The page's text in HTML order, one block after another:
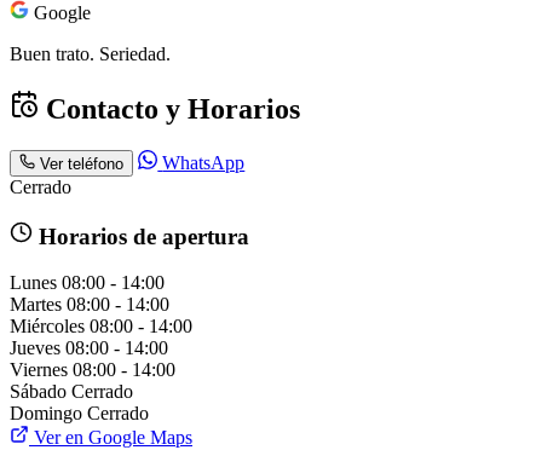
Google
Buen trato. Seriedad.
Contacto y Horarios
Ver teléfono
WhatsApp
Cerrado
Horarios de apertura
Lunes 08:00 - 14:00
Martes 08:00 - 14:00
Miércoles 08:00 - 14:00
Jueves 08:00 - 14:00
Viernes 08:00 - 14:00
Sábado Cerrado
Domingo Cerrado
Ver en Google Maps